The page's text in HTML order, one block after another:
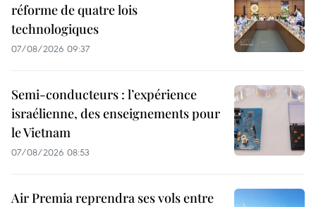
réforme de quatre lois
technologiques
07/08/2026 09:37
Semi-conducteurs : l’expérience
israélienne, des enseignements pour
le Vietnam
07/08/2026 08:53
Air Premia reprendra ses vols entre